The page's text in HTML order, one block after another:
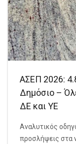
ΑΣΕΠ 2026:
Δημόσιο –
ΔΕ και ΥΕ
Αναλυτικός
προσλήψεις στα